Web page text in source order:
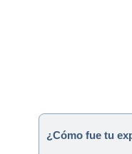
¿Cómo fue tu